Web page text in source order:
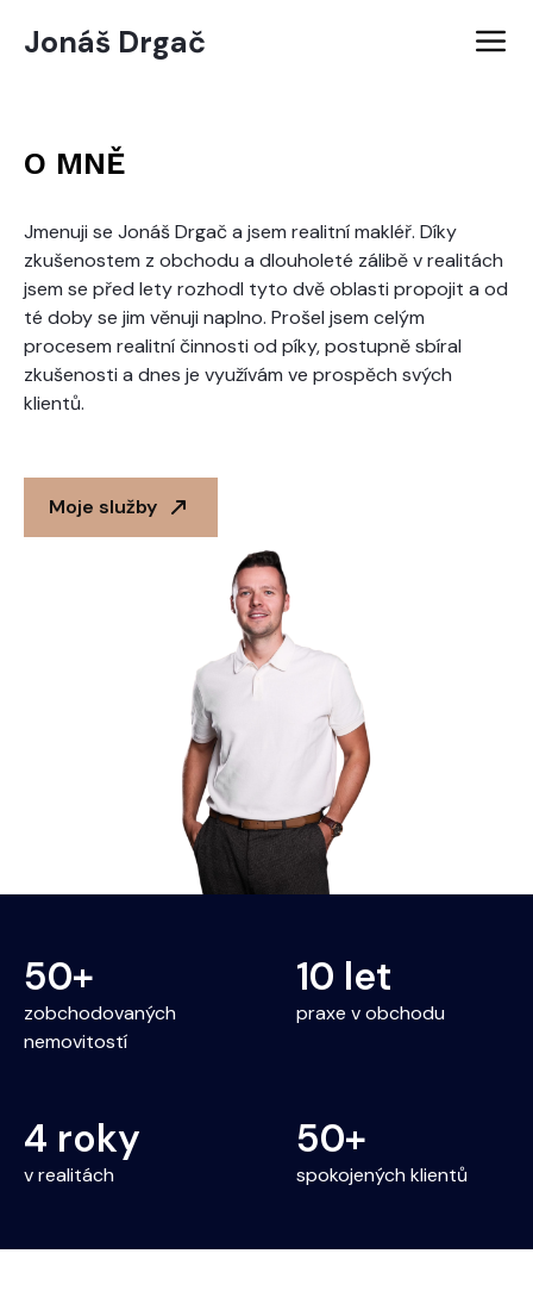
Jonáš Drgač
O MNĚ
Jmenuji se Jonáš Drgač a jsem realitní makléř. Díky
zkušenostem z obchodu a dlouholeté zálibě v realitách
jsem se před lety rozhodl tyto dvě oblasti propojit a od
té doby se jim věnuji naplno. Prošel jsem celým
procesem realitní činnosti od píky, postupně sbíral
zkušenosti a dnes je využívám ve prospěch svých
klientů.
Moje služby
50+
zobchodovaných
nemovitostí
10 let
praxe v obchodu
4 roky
v realitách
50+
spokojených klientů